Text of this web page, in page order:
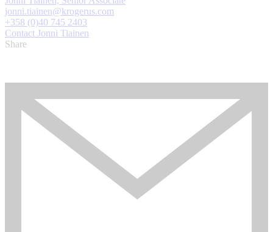
jonni.tiainen@krogerus.com
+358 (0)40 745 2403
Contact Jonni Tiainen
Share